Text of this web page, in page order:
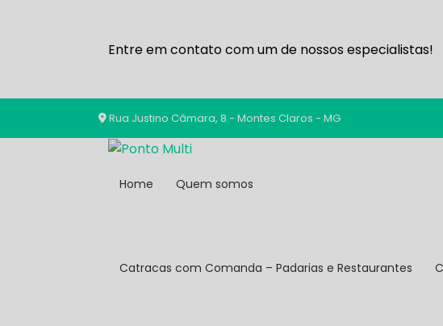
Entre em contato com um de nossos especialistas!
Rua Justino Câmara, 8 - Montes Claros - MG
Home Quem somos
Catracas com Comanda – Padarias e Restaurantes